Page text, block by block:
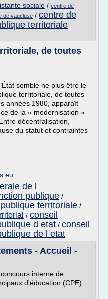
sociale / centre de
de vaucluse / centre de
territoriale
de toutes
semble ne plus être le
territoriale, de toutes
années 1980, apparaît
de la « modernisation »
décentralisation,
du statut et contraintes
de l
publique /
territoriale /
/ conseil
d etat / conseil
de l etat
- Accueil -
interne de
d'éducation (CPE)